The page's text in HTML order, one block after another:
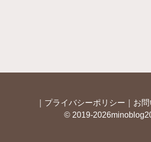
プライバシーポリシー お
© 2019-